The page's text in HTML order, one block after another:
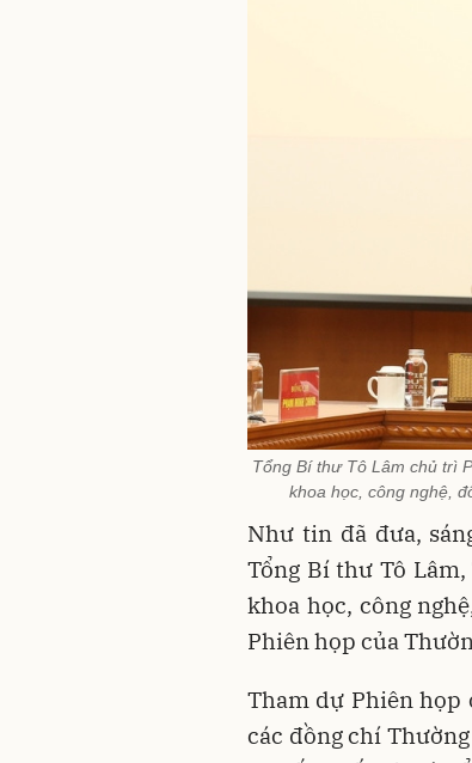
Tổng Bí thư Tô Lâm chủ trì
khoa học, công nghệ,
Như tin đã đưa,
Tổng Bí thư Tô
khoa học, công
Phiên họp của
Tham dự Phiên họp
các đồng chí